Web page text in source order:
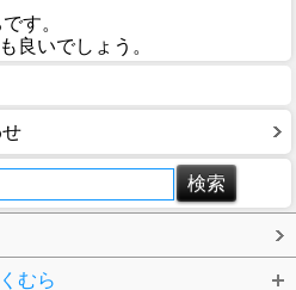
す。
良いでしょう。
むら